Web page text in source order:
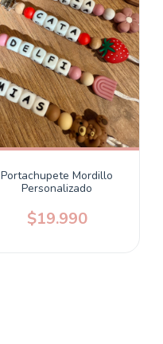
Portachupete Mordillo
Personalizado
$19.990